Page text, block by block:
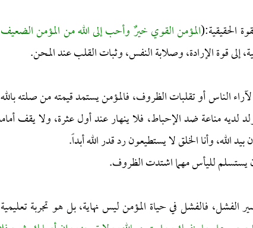
الحقيقية:(المؤمن القوي خيرٌ وأحب إلى الله من المؤمن
إلى قوة الإرادة، وصلابة النفس، وثبات القلب عند المحن.
الناس أو تقلبات الظروف، فالمؤمن يستمد قيمته من صلته
مناعة ضد الإحباط، فلا ينهار عند أول عثرة، ولا يقف
الله، وأنا الخلق لا يستطيعون رد قدر الله أبداً.
يستسلم لليأس مهما اشتدت الظروف.
الفشل، فالفشل في حياة المؤمن ليس نهاية، بل هو تجربة